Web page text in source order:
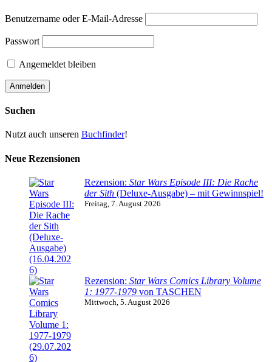
Benutzername oder E-Mail-Adresse
Passwort
Angemeldet bleiben
Suchen
Nutzt auch unseren Buchfinder!
Neue Rezensionen
Rezension: Star Wars Episode III: Die Rache
der Sith (Deluxe-Ausgabe) – mit Gewinnspiel!
Freitag, 7. August 2026
Rezension: Star Wars Comics Library Volume
1: 1977-1979 von TASCHEN
Mittwoch, 5. August 2026